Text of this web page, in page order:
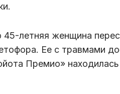
45-летняя женщина
Ее с травмами
Премио»